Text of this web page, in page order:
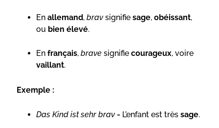
En allemand, bravsignifie sage, obéissant,
ou bien élevé.
En français, brave signifie courageux, voire
vaillant.
Exemple :
Das Kind ist sehr brav= L’enfant est très sage.